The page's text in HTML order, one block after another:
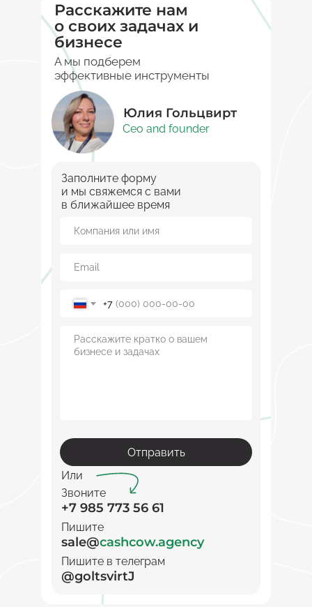
Заполните форму
и мы свяжемся с вами
в ближайшее время
+7
Отправить
Или
@goltsvirtJ
Пишите в телеграм
sale@cashcow.agency
Пишите
+7 985 773 56 61
Звоните
А мы подберем
эффективные инструменты
Расскажите нам
о своих задачах и
бизнесе
Юлия Гольцвирт
Ceo and founder